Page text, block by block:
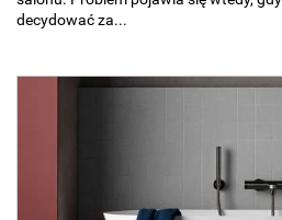
decydować za...